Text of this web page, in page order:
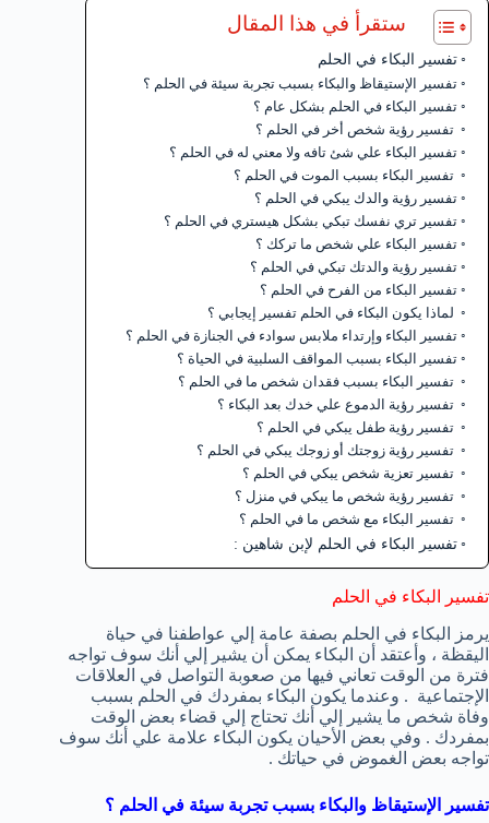
ستقرأ في هذا المقال
تفسير البكاء في الحلم
تفسير الإستيقاظ والبكاء بسبب تجربة سيئة في الحلم ؟
تفسير البكاء في الحلم بشكل عام ؟
تفسير رؤية شخص أخر في الحلم ؟
تفسير البكاء علي شئ تافه ولا معني له في الحلم ؟
تفسير البكاء بسبب الموت في الحلم ؟
تفسير رؤية والدك يبكي في الحلم ؟
تفسير تري نفسك تبكي بشكل هيستري في الحلم ؟
تفسير البكاء علي شخص ما تركك ؟
تفسير رؤية والدتك تبكي في الحلم ؟
تفسير البكاء من الفرح في الحلم ؟
لماذا يكون البكاء في الحلم تفسير إيجابي ؟
تفسير البكاء وإرتداء ملابس سوادء في الجنازة في الحلم ؟
تفسير البكاء بسبب المواقف السلبية في الحياة ؟
تفسير البكاء بسبب فقدان شخص ما في الحلم ؟
تفسير رؤية الدموع علي خدك بعد البكاء ؟
تفسير رؤية طفل يبكي في الحلم ؟
تفسير رؤية زوجتك أو زوجك يبكي في الحلم ؟
تفسير تعزية شخص يبكي في الحلم ؟
تفسير رؤية شخص ما يبكي في منزل ؟
تفسير البكاء مع شخص ما في الحلم ؟
تفسير البكاء في الحلم لإبن شاهين :
تفسير البكاء في الحلم
يرمز البكاء في الحلم بصفة عامة إلي عواطفنا في حياة
اليقظة ، وأعتقد أن البكاء يمكن أن يشير إلي أنك سوف تواجه
فترة من الوقت تعاني فيها من صعوبة التواصل في العلاقات
الإجتماعية . وعندما يكون البكاء بمفردك في الحلم بسبب
وفاة شخص ما يشير إلي أنك تحتاج إلي قضاء بعض الوقت
بمفردك . وفي بعض الأحيان يكون البكاء علامة علي أنك سوف
تواجه بعض الغموض في حياتك .
تفسير الإستيقاظ والبكاء بسبب تجربة سيئة في الحلم ؟